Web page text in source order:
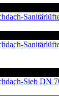
Sieb DN